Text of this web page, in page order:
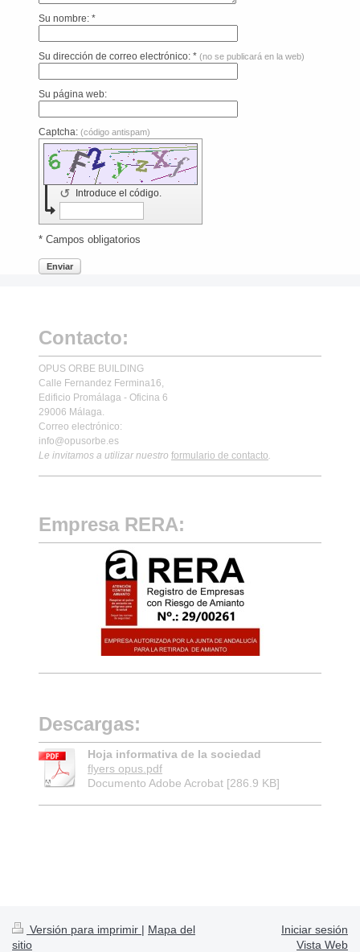
Su nombre: *
Su dirección de correo electrónico: * (no se publicará en la web)
Su página web:
Captcha: (código antispam)
Introduce el código.
↺
* Campos obligatorios
Enviar
Contacto:
OPUS ORBE BUILDING
Calle Fernandez Fermina16,
Edificio Promálaga - Oficina 6
29006 Málaga.
Correo electrónico:
info@opusorbe.es
Le invitamos a utilizar nuestro formulario de contacto.
Empresa RERA:
Descargas:
Hoja informativa de la sociedad
flyers opus.pdf
Documento Adobe Acrobat [286.9 KB]
Versión para imprimir | Mapa del
sitio
Iniciar sesión
Vista Web